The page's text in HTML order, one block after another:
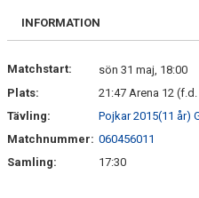
BILDGALLERI
KONTAKT
INFORMATION
Matchstart:
sön 31 maj, 18:00
Plats:
21:47 Arena 12
Tävling:
Pojkar 2015(11 år)
Matchnummer: 060456011
Samling:
17:30